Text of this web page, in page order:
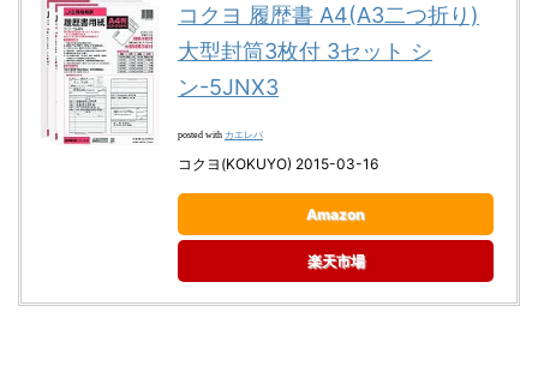
コクヨ 履歴書 A4(A3二つ折り)
大型封筒3枚付 3セット シ
ン-5JNX3
posted with カエレバ
コクヨ(KOKUYO) 2015-03-16
Amazon
楽天市場